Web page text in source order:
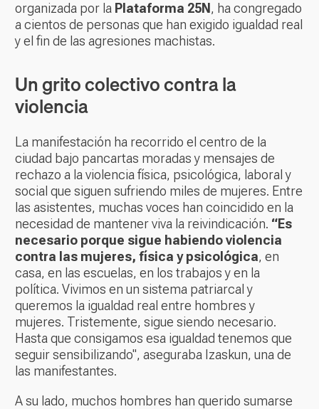
organizada por la Plataforma 25N , ha congregado
a cientos de personas que han exigido igualdad real
y el fin de las agresiones machistas.
Un grito colectivo contra la
violencia
La manifestación ha recorrido el centro de la
ciudad bajo pancartas moradas y mensajes de
rechazo a la violencia física, psicológica, laboral y
social que siguen sufriendo miles de mujeres. Entre
las asistentes, muchas voces han coincidido en la
necesidad de mantener viva la reivindicación. “Es
necesario porque sigue habiendo violencia
contra las mujeres, física y psicológica, en
casa, en las escuelas, en los trabajos y en la
política. Vivimos en un sistema patriarcal y
queremos la igualdad real entre hombres y
mujeres. Tristemente, sigue siendo necesario.
Hasta que consigamos esa igualdad tenemos que
seguir sensibilizando", aseguraba Izaskun, una de
las manifestantes.
A su lado, muchos hombres han querido sumarse